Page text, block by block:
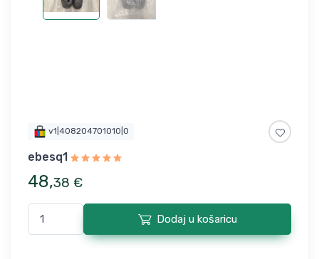
v1|408204701010|0
ebesq1
48,38 €
Dodaj u košaricu